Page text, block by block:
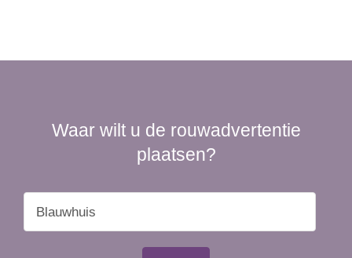
Waar wilt u de rouwadvertentie
plaatsen?